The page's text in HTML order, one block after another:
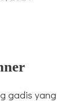
gadis yang